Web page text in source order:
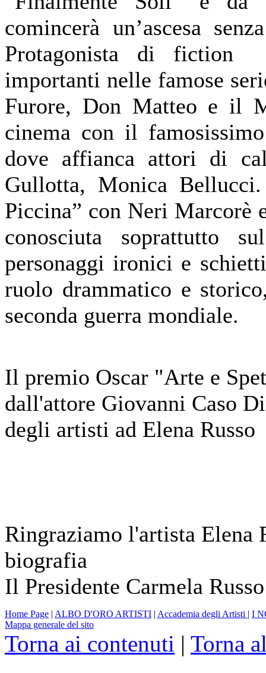
comincerà un’ascesa
Protagonista di
importanti nelle famose
Furore, Don Matteo e il
cinema con il
dove affianca attori di
Gullotta, Monica
Piccina” con Neri Marcorè
conosciuta soprattutto
personaggi ironici e
ruolo drammatico e
seconda guerra mondiale.
Il premio Oscar "Arte e
dall'attore Giovanni Caso
degli artisti ad Elena Russo
Ringraziamo l'artista Elena
biografia
Il Presidente Carmela Russo
Home Page | ALBO D'ORO ARTISTI | Accademia degli Artisti | I
Mappa generale del sito
Torna ai contenuti | Torna